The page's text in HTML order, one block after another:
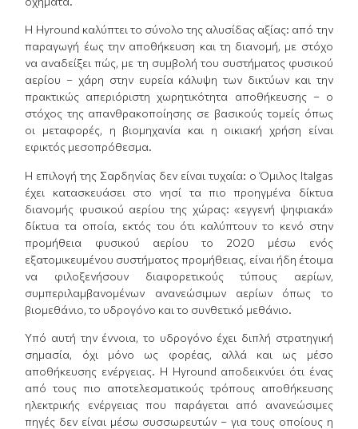
Η Hyround καλύπτει το σύνολο της αλυσίδας αξίας: από την
παραγωγή έως την αποθήκευση και τη διανομή, με στόχο
να αναδείξει πώς, με τη συμβολή του συστήματος φυσικού
αερίου – χάρη στην ευρεία κάλυψη των δικτύων και την
πρακτικώς απεριόριστη χωρητικότητα αποθήκευσης – ο
στόχος της απανθρακοποίησης σε βασικούς τομείς όπως
οι μεταφορές, η βιομηχανία και η οικιακή χρήση είναι
εφικτός μεσοπρόθεσμα.
Η επιλογή της Σαρδηνίας δεν είναι τυχαία: ο Όμιλος Italgas
έχει κατασκευάσει στο νησί τα πιο προηγμένα δίκτυα
διανομής φυσικού αερίου της χώρας: «εγγενή ψηφιακά»
δίκτυα τα οποία, εκτός του ότι καλύπτουν το κενό στην
προμήθεια φυσικού αερίου το 2020 μέσω ενός
εξατομικευμένου συστήματος προμήθειας, είναι ήδη έτοιμα
να φιλοξενήσουν διαφορετικούς τύπους αερίων,
συμπεριλαμβανομένων ανανεώσιμων αερίων όπως το
βιομεθάνιο, το υδρογόνο και το συνθετικό μεθάνιο.
Υπό αυτή την έννοια, το υδρογόνο έχει διπλή στρατηγική
σημασία, όχι μόνο ως φορέας, αλλά και ως μέσο
αποθήκευσης ενέργειας. Η Hyround αποδεικνύει ότι ένας
από τους πιο αποτελεσματικούς τρόπους αποθήκευσης
ηλεκτρικής ενέργειας που παράγεται από ανανεώσιμες
πηγές δεν είναι μέσω συσσωρευτών – για τους οποίους η